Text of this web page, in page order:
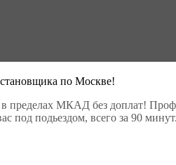
по Москве!
пределах МКАД без доплат!
под подьездом, всего за 90 минут.